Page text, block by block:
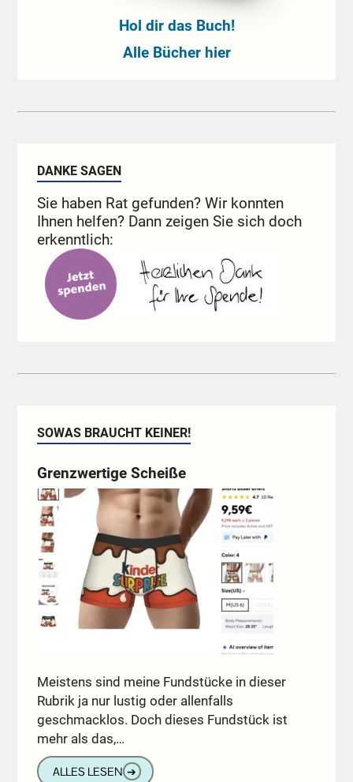
Hol dir das Buch!
Alle Bücher hier
DANKE SAGEN
Sie haben Rat gefunden? Wir konnten
Ihnen helfen? Dann zeigen Sie sich doch
erkenntlich:
SOWAS BRAUCHT KEINER!
Grenzwertige Scheiße
Meistens sind meine Fundstücke in dieser
Rubrik ja nur lustig oder allenfalls
geschmacklos. Doch dieses Fundstück ist
mehr als das,…
ALLES LESEN ➔